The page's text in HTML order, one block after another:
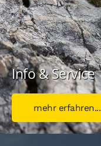
Info & Service
mehr erfahren...